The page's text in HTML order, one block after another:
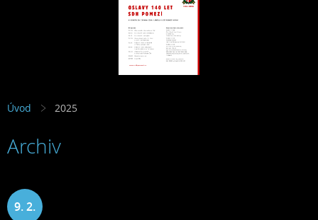
Úvod 2025
Archiv
9. 2.